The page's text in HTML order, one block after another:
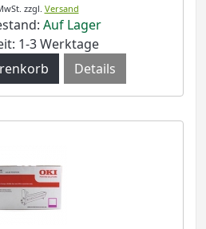
zzgl. Versand
Auf Lager
1-3 Werktage
Details